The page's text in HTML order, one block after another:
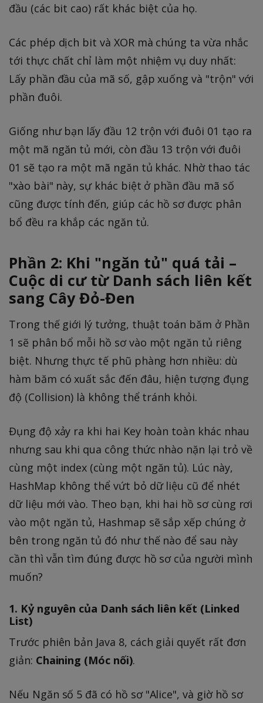
đầu (các bit cao) rất khác biệt của họ.
Các phép dịch bit và XOR mà chúng ta vừa nhắc
tới thực chất chỉ làm một nhiệm vụ duy nhất:
Lấy phần đầu của mã số, gập xuống và "trộn" với
phần đuôi.
Giống như bạn lấy đầu 12 trộn với đuôi 01 tạo ra
một mã ngăn tủ mới, còn đầu 13 trộn với đuôi
01 sẽ tạo ra một mã ngăn tủ khác. Nhờ thao tác
"xào bài" này, sự khác biệt ở phần đầu mã số
cũng được tính đến, giúp các hồ sơ được phân
bổ đều ra khắp các ngăn tủ.
Phần 2: Khi "ngăn tủ" quá tải –
Cuộc di cư từ Danh sách liên kết
sang Cây Đỏ-Đen
Trong thế giới lý tưởng, thuật toán băm ở Phần
1 sẽ phân bổ mỗi hồ sơ vào một ngăn tủ riêng
biệt. Nhưng thực tế phũ phàng hơn nhiều: dù
hàm băm có xuất sắc đến đâu, hiện tượng đụng
độ (Collision) là không thể tránh khỏi.
Đụng độ xảy ra khi hai Key hoàn toàn khác nhau
nhưng sau khi qua công thức nhào nặn lại trỏ về
cùng một index (cùng một ngăn tủ). Lúc này,
HashMap không thể vứt bỏ dữ liệu cũ để nhét
dữ liệu mới vào. Theo bạn, khi hai hồ sơ cùng rơi
vào một ngăn tủ, Hashmap sẽ sắp xếp chúng ở
bên trong ngăn tủ đó như thế nào để sau này
cần thì vẫn tìm đúng được hồ sơ của người mình
muốn?
1. Kỷ nguyên của Danh sách liên kết (Linked
List)
Trước phiên bản Java 8, cách giải quyết rất đơn
giản: Chaining (Móc nối).
Nếu Ngăn số 5 đã có hồ sơ "Alice", và giờ hồ sơ